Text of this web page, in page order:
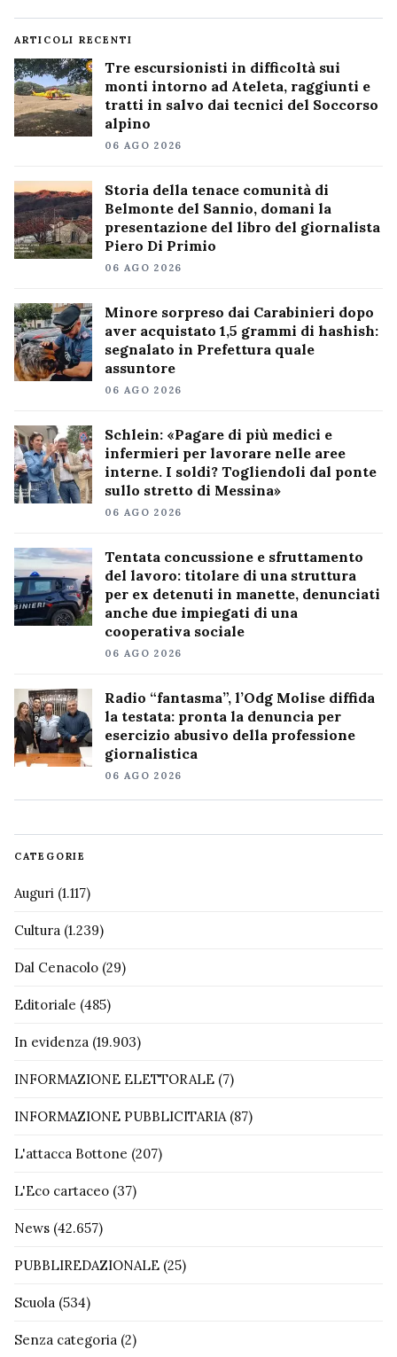
ARTICOLI RECENTI
Tre escursionisti in difficoltà sui
monti intorno ad Ateleta, raggiunti e
tratti in salvo dai tecnici del Soccorso
alpino
06 AGO 2026
Storia della tenace comunità di
Belmonte del Sannio, domani la
presentazione del libro del giornalista
Piero Di Primio
06 AGO 2026
Minore sorpreso dai Carabinieri dopo
aver acquistato 1,5 grammi di hashish:
segnalato in Prefettura quale
assuntore
06 AGO 2026
Schlein: «Pagare di più medici e
infermieri per lavorare nelle aree
interne. I soldi? Togliendoli dal ponte
sullo stretto di Messina»
06 AGO 2026
Tentata concussione e sfruttamento
del lavoro: titolare di una struttura
per ex detenuti in manette, denunciati
anche due impiegati di una
cooperativa sociale
06 AGO 2026
Radio “fantasma”, l’Odg Molise diffida
la testata: pronta la denuncia per
esercizio abusivo della professione
giornalistica
06 AGO 2026
CATEGORIE
Auguri (1.117)
Cultura (1.239)
Dal Cenacolo (29)
Editoriale (485)
In evidenza (19.903)
INFORMAZIONE ELETTORALE (7)
INFORMAZIONE PUBBLICITARIA(87)
L'attacca Bottone (207)
L'Eco cartaceo (37)
News (42.657)
PUBBLIREDAZIONALE (25)
Scuola (534)
Senza categoria (2)